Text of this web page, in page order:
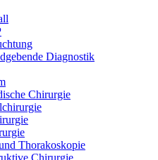
Diagnostik
Chirurgie
Thorakoskopie
Chirurgie